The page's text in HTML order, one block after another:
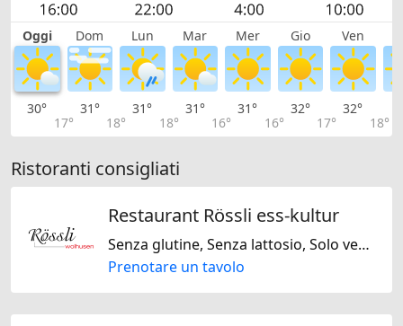
Oggi Dom Lun Mar Mer Gio Ven
30°
17°
31°
18°
31°
18°
31°
16°
31°
16°
32°
17°
32°
18°
Ristoranti consigliati
Restaurant Rössli ess-kultur
Senza glutine, Senza lattosio, Solo vegano, Solo vegetariano, Senza noci
Prenotare un tavolo